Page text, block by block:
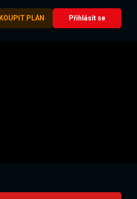
KOUPIT PLÁN Přihlásit se